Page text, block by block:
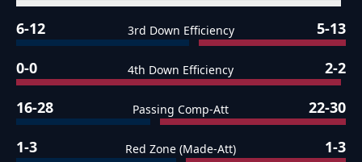
6-12 3rd Down Efficiency 5-13
0-0 4th Down Efficiency 2-2
16-28 Passing Comp-Att 22-30
1-3 Red Zone (Made-Att) 1-3